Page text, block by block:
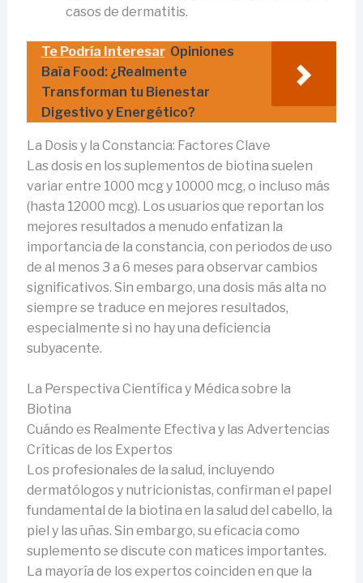
casos de dermatitis.
Te Podría Interesar Opiniones
Baïa Food: ¿Realmente
Transforman tu Bienestar
Digestivo y Energético?
La Dosis y la Constancia: Factores Clave
Las dosis en los suplementos de biotina suelen
variar entre 1000 mcg y 10000 mcg, o incluso más
(hasta 12000 mcg). Los usuarios que reportan los
mejores resultados a menudo enfatizan la
importancia de la constancia, con periodos de uso
de al menos 3 a 6 meses para observar cambios
significativos. Sin embargo, una dosis más alta no
siempre se traduce en mejores resultados,
especialmente si no hay una deficiencia
subyacente.
La Perspectiva Científica y Médica sobre la
Biotina
Cuándo es Realmente Efectiva y las Advertencias
Críticas de los Expertos
Los profesionales de la salud, incluyendo
dermatólogos y nutricionistas, confirman el papel
fundamental de la biotina en la salud del cabello, la
piel y las uñas. Sin embargo, su eficacia como
suplemento se discute con matices importantes.
La mayoría de los expertos coinciden en que la